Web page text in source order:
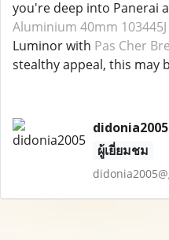
you're deep into Panerai
Aluminium 40mm 103445J
Luminor with Pas Cher
stealthy appeal, this may
didonia2005
ผู้เยี่ยมชม